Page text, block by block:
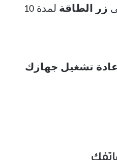
زر الطاقة لمدة 10
تشغيل جهازك